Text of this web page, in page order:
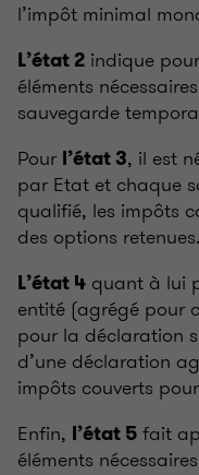
l’impôt minimal
L’état 2 indique
éléments
sauvegarde
Pour l’état 3, il est
par Etat et chaque
qualifié, les impôts
des options retenues.
L’état 4 quant à lui
entité (agrégé pour
pour la déclaration
d’une déclaration
impôts couverts
Enfin, l’état 5 fait
éléments